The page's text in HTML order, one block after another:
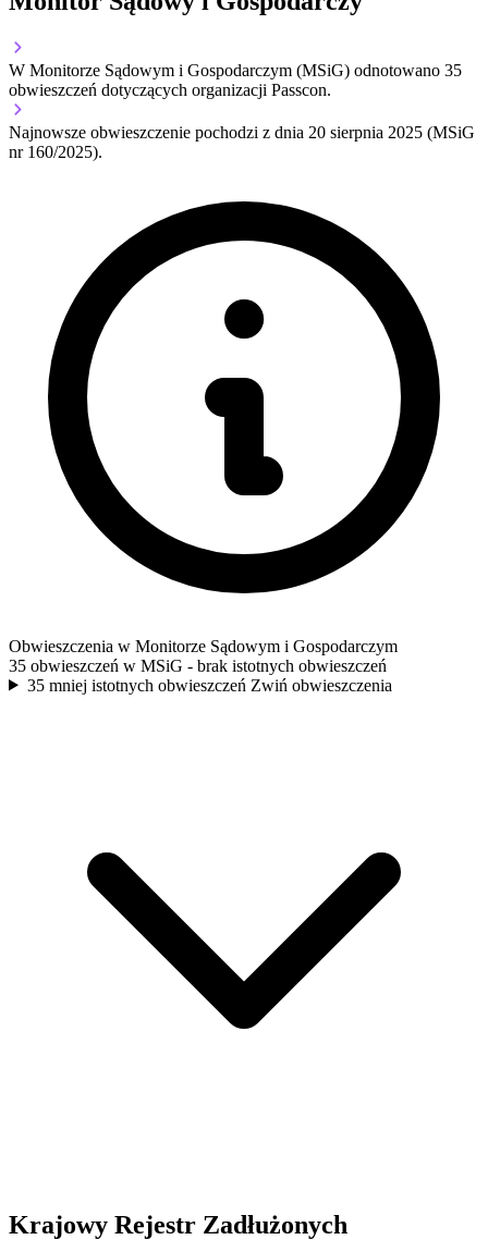
W Monitorze Sądowym i Gospodarczym (MSiG) odnotowano 35
obwieszczeń dotyczących organizacji Passcon.
Najnowsze obwieszczenie pochodzi z dnia 20 sierpnia 2025 (MSiG
nr 160/2025).
Obwieszczenia w Monitorze Sądowym i Gospodarczym
35 obwieszczeń w MSiG - brak istotnych obwieszczeń
35 mniej istotnych obwieszczeń Zwiń obwieszczenia
Krajowy Rejestr Zadłużonych